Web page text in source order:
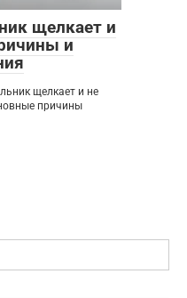
щелкает и
и
щелкает и не
причины